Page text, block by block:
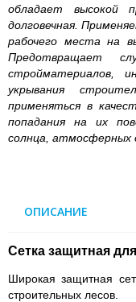
обладает высокой
долговечная.
рабочего места на
Предотвращает
стройматериалов,
укрывания
применяться в
попадания на их
солнца, атмосферных
ОПИСАНИЕ
Сетка защитная
Широкая защитная
строительных лесов.